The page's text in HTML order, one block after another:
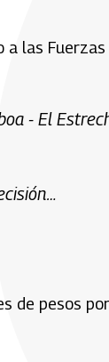
a las Fuerzas
- El
de pesos por